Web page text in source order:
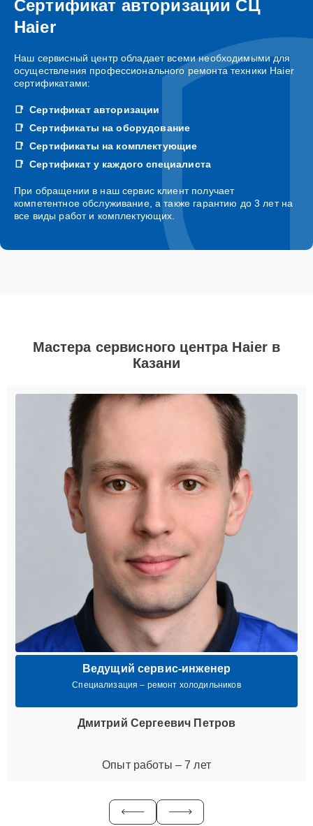
Сертификат авторизации СЦ
Haier
Наш сервисный центр обладает всеми необходимыми для
осуществления профессионального ремонта техники Haier
сертификатами:
Сертификат авторизации
Сертификаты на оборудование
Сертификаты на комплектующие
Сертификат у каждого специалиста
При обращении в наш сервис клиент получает
компетентное обслуживание, а также гарантию до 3 лет на
все виды работ и комплектующих.
Мастера сервисного центра Haier в
Казани
Ведущий сервис-инженер
Специализация – ремонт холодильников
Дмитрий Сергеевич Петров
Опыт работы – 7 лет